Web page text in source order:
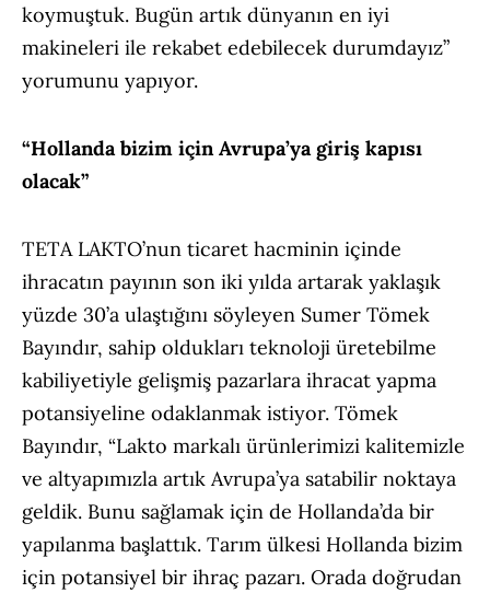
koymuştuk. Bugün artık dünyanın en iyi
makineleri ile rekabet edebilecek durumdayız”
yorumunu yapıyor.
“Hollanda bizim için Avrupa’ya giriş kapısı
olacak”
TETA LAKTO’nun ticaret hacminin içinde
ihracatın payının son iki yılda artarak yaklaşık
yüzde 30’a ulaştığını söyleyen Sumer Tömek
Bayındır, sahip oldukları teknoloji üretebilme
kabiliyetiyle gelişmiş pazarlara ihracat yapma
potansiyeline odaklanmak istiyor. Tömek
Bayındır, “Lakto markalı ürünlerimizi kalitemizle
ve altyapımızla artık Avrupa’ya satabilir noktaya
geldik. Bunu sağlamak için de Hollanda’da bir
yapılanma başlattık. Tarım ülkesi Hollanda bizim
için potansiyel bir ihraç pazarı. Orada doğrudan